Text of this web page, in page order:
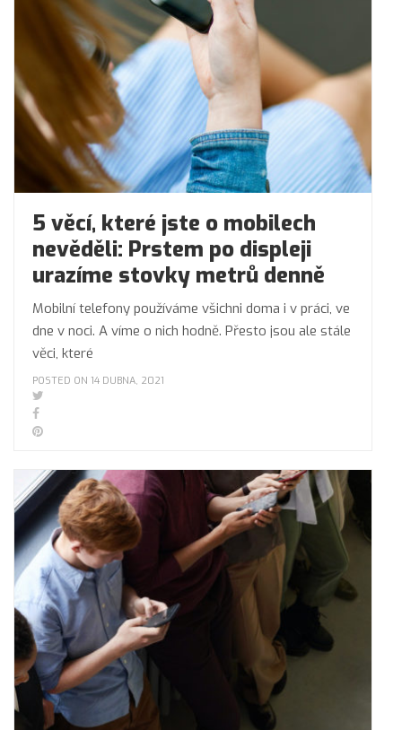
5 věcí, které jste o mobilech
nevěděli: Prstem po displeji
urazíme stovky metrů denně
Mobilní telefony používáme všichni doma i v práci, ve
dne v noci. A víme o nich hodně. Přesto jsou ale stále
věci, které
POSTED ON 14 DUBNA, 2021